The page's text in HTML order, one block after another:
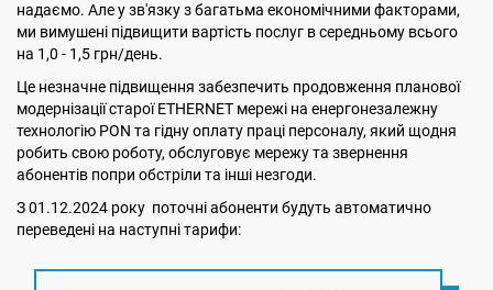
надаємо. Але у зв'язку з багатьма економічними факторами,
ми вимушені підвищити вартість послуг в середньому всього
на 1,0 - 1,5 грн/день.
Це незначне підвищення забезпечить продовження планової
модернізації старої ETHERNET мережі на енергонезалежну
технологію PON та гідну оплату праці персоналу, який щодня
робить свою роботу, обслуговує мережу та звернення
абонентів попри обстріли та інші незгоди.
З 01.12.2024 року поточні абоненти будуть автоматично
переведені на наступні тарифи: